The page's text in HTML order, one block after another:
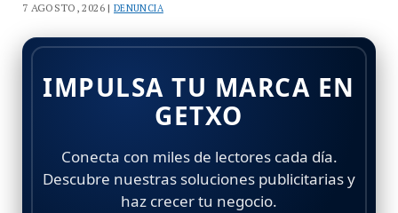
7 AGOSTO, 2026 |DENUNCIA
IMPULSA TU MARCA EN
GETXO
Conecta con miles de lectores cada día.
Descubre nuestras soluciones publicitarias y
haz crecer tu negocio.